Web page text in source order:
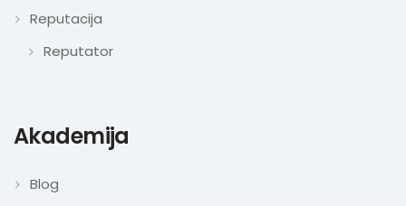
Reputacija
Reputator
Akademija
Blog